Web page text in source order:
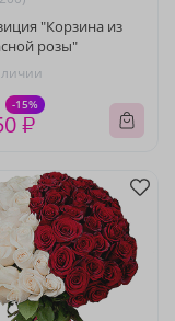
"Корзина из
розы"
-15%
₽